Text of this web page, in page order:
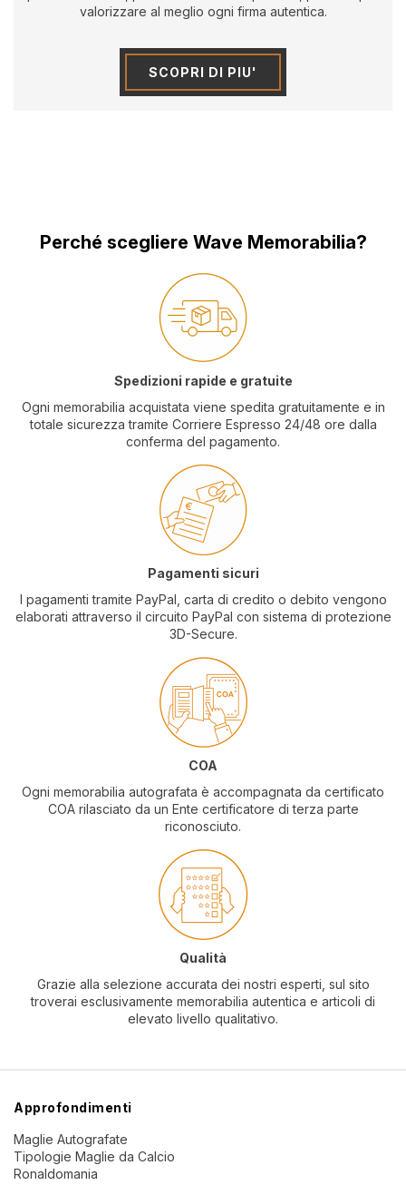
valorizzare al meglio ogni firma autentica.
SCOPRI DI PIU'
Perché scegliere Wave Memorabilia?
Spedizioni rapide e gratuite
Ogni memorabilia acquistata viene spedita gratuitamente e in
totale sicurezza tramite Corriere Espresso 24/48 ore dalla
conferma del pagamento.
Pagamenti sicuri
I pagamenti tramite PayPal, carta di credito o debito vengono
elaborati attraverso il circuito PayPal con sistema di protezione
3D-Secure.
COA
Ogni memorabilia autografata è accompagnata da certificato
COA rilasciato da un Ente certificatore di terza parte
riconosciuto.
Qualità
Grazie alla selezione accurata dei nostri esperti, sul sito
troverai esclusivamente memorabilia autentica e articoli di
elevato livello qualitativo.
Approfondimenti
Maglie Autografate
Tipologie Maglie da Calcio
Ronaldomania